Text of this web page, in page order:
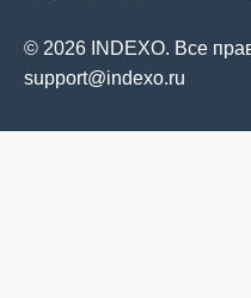
© 2026 INDEXO. Все
support@indexo.ru